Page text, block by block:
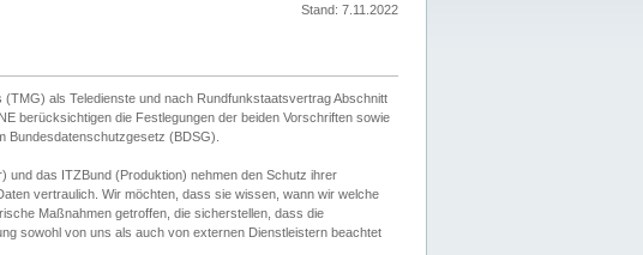
Stand: 7.11.2022
als Teledienste und nach Rundfunkstaatsvertrag Abschnitt
berücksichtigen die Festlegungen der beiden Vorschriften sowie
Bundesdatenschutzgesetz (BDSG).
und das ITZBund (Produktion) nehmen den Schutz ihrer
vertraulich. Wir möchten, dass sie wissen, wann wir welche
Maßnahmen getroffen, die sicherstellen, dass die
sowohl von uns als auch von externen Dienstleistern beachtet